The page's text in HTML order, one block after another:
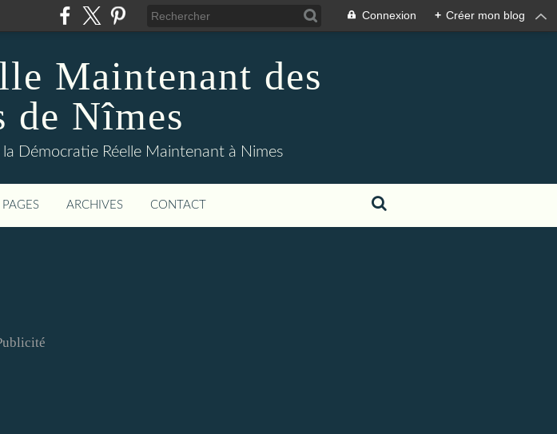
Connexion + Créer mon blog
Maintenant des
de Nîmes
Démocratie Réelle Maintenant à Nimes
PAGES ARCHIVES CONTACT